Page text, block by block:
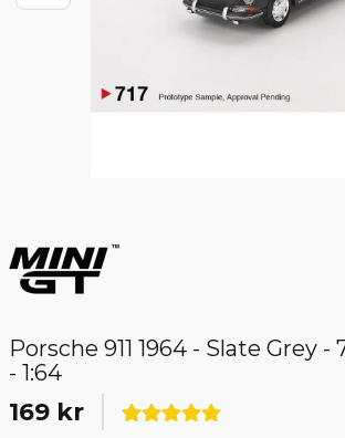
Porsche 911 1964 - Slate Grey -
- 1:64
169 kr